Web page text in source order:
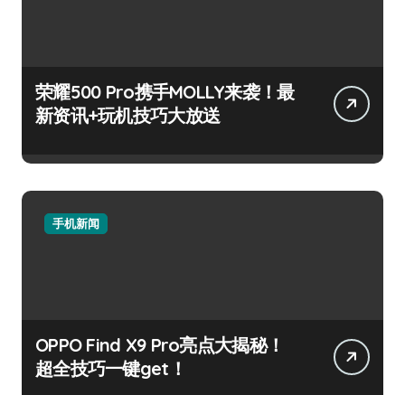
荣耀500 Pro携手MOLLY来袭！最
新资讯+玩机技巧大放送
手机新闻
OPPO Find X9 Pro亮点大揭秘！
超全技巧一键get！